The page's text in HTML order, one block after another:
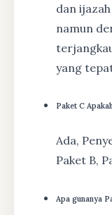
dan
namun
yang
Paket C
Ada,
Paket B,
Apa gunanya